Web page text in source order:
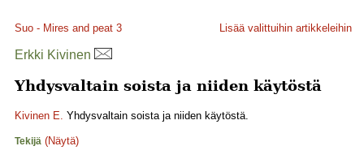
Suo - Mires and peat 3 Lisää valittuihin artikkeleihin
Erkki Kivinen
Yhdysvaltain soista ja niiden käytöstä
Kivinen E. Yhdysvaltain soista ja niiden käytöstä.
Tekijä (Näytä)